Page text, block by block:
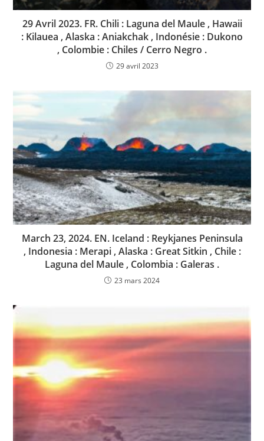
29 Avril 2023. FR. Chili : Laguna del Maule , Hawaii
: Kilauea , Alaska : Aniakchak , Indonésie : Dukono
, Colombie : Chiles / Cerro Negro .
29 avril 2023
March 23, 2024. EN. Iceland : Reykjanes Peninsula
, Indonesia : Merapi , Alaska : Great Sitkin , Chile :
Laguna del Maule , Colombia : Galeras .
23 mars 2024